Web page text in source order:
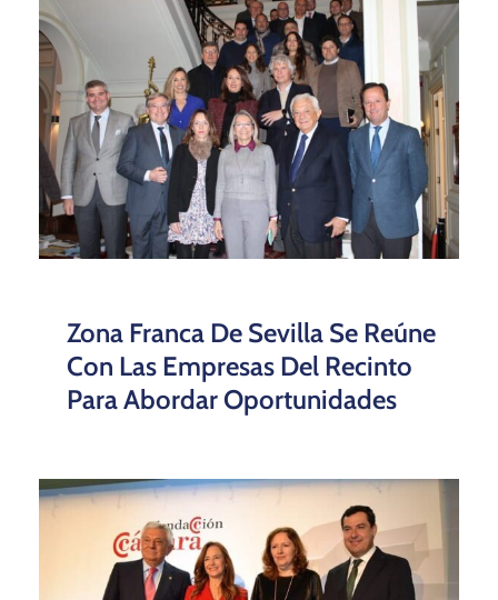
Zona Franca De Sevilla Se Reúne
Con Las Empresas Del Recinto
Para Abordar Oportunidades